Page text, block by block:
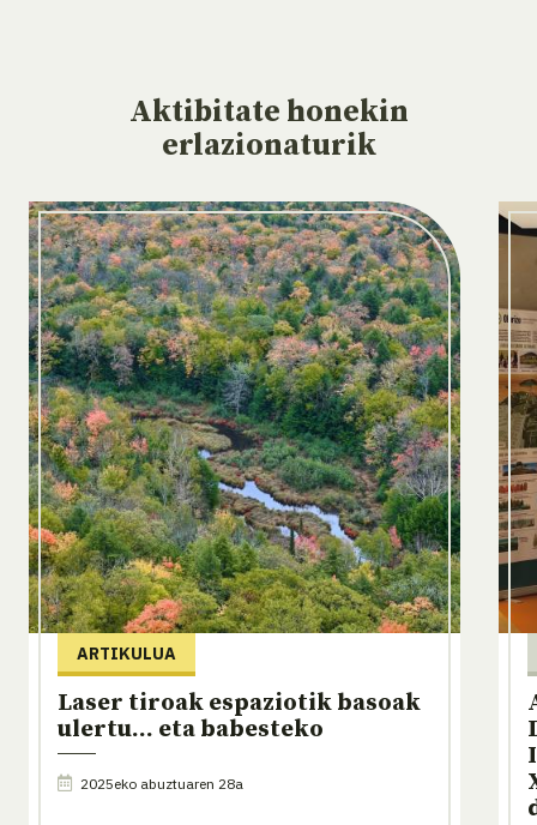
Aktibitate honekin
erlazionaturik
ARTIKULUA
Laser tiroak espaziotik basoak
ulertu... eta babesteko
2025eko abuztuaren 28a